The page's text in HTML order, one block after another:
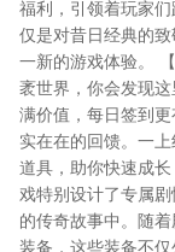
福利，引领着玩家
仅是对昔日经典的
一新的游戏体验。
袤世界，你会发现
满价值，每日签到
实在在的回馈。一
道具，助你快速成
戏特别设计了专属
的传奇故事中。随
装备，这些装备不